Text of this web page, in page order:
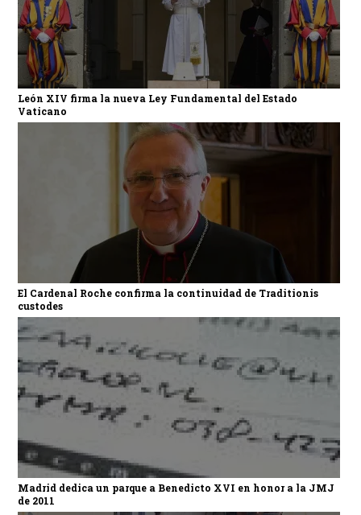
León XIV firma la nueva Ley Fundamental del Estado
Vaticano
El Cardenal Roche confirma la continuidad de Traditionis
custodes
Madrid dedica un parque a Benedicto XVI en honor a la JMJ
de 2011